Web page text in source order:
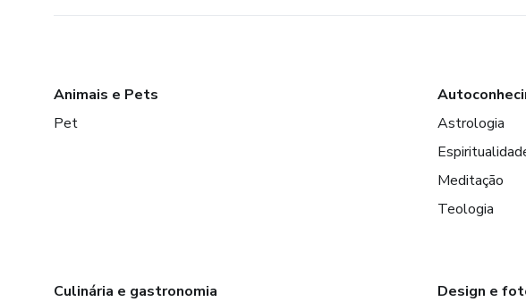
Animais e Pets
Pet
Astrologia
Meditação
Teologia
Culinária e gastronomia
Design e